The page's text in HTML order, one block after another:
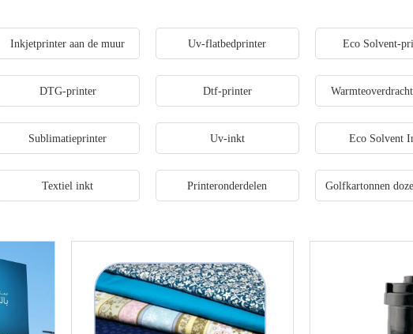
Inkjetprinter aan de muur Uv-flatbedprinter Eco Solvent-
DTG-printer Dtf-printer
Sublimatieprinter Uv-inkt Eco Solvent
Textiel inkt Printeronderdelen Golfkartonnen